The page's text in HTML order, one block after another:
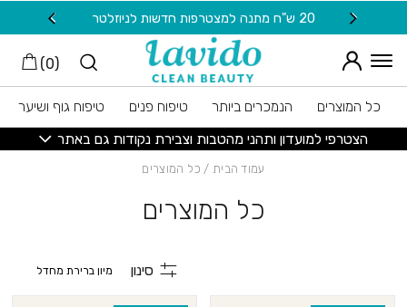
Skip to Content משלוח חינם בקנייה מעל
(
0
)
כל המוצרים הנמכרים ביותר טיפוח פנים
טיפוח גוף ושיער
הצטרפי למועדון ותהני מהטבות וצבירת נקודות גם באתר
עמוד הבית / כל המוצרים
כל המוצרים
סינון
בחזרה למעלה